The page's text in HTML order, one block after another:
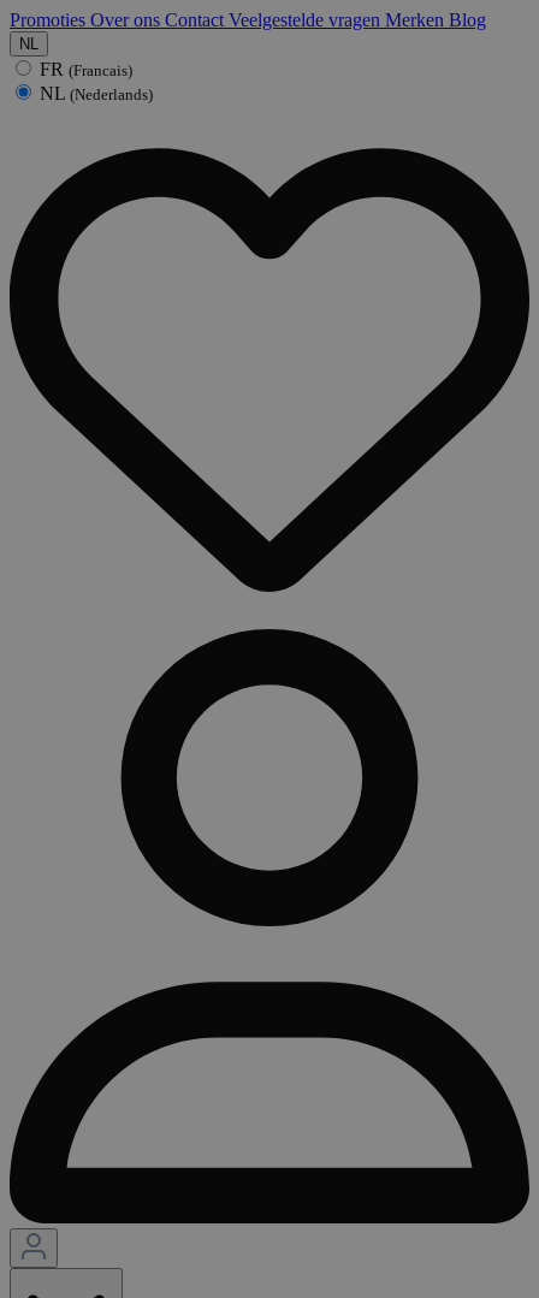
Promoties Over ons Contact Veelgestelde vragen Merken Blog
NL
FR (Francais)
NL (Nederlands)